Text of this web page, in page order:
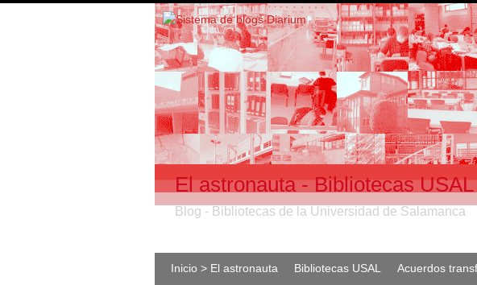
El astronauta - Bibliotecas USAL
Blog - Bibliotecas de la Universidad de Salamanca
Inicio > El astronauta Bibliotecas USAL Acuerdos